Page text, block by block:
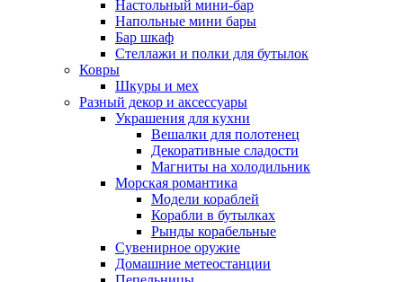
Настольный мини-бар
Напольные мини бары
Бар шкаф
Стеллажи и полки для бутылок
Ковры
Шкуры и мех
Разный декор и аксессуары
Украшения для кухни
Вешалки для полотенец
Декоративные сладости
Магниты на холодильник
Морская романтика
Модели кораблей
Корабли в бутылках
Рынды корабельные
Сувенирное оружие
Домашние метеостанции